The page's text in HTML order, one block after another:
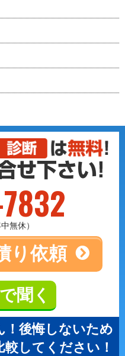
無休）
り依頼
聞く
！後悔しないため
してください！